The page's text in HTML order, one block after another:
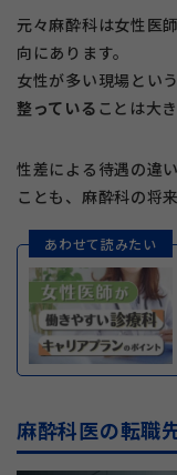
元々麻酔科は女性医
向にあります。
女性が多い現場という
整っている ことは大
性差による待遇の違
ことも、麻酔科の将
あわせて読みたい
麻酔科医の転職